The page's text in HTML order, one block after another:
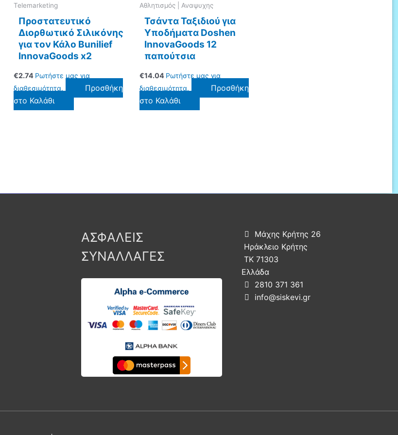
Telemarketing
Προστατευτικό
Διορθωτικό Σιλικόνης
για τον Κάλο Bunilief
InnovaGoods x2
€2.74 Ρωτήστε μας για
διαθεσιμότητα.
Προσθήκη
στο Καλάθι
Αθλητισμός | Αναψυχης
Τσάντα Ταξιδιού για
Υποδήματα Doshen
InnovaGoods 12
παπούτσια
€14.04 Ρωτήστε μας για
διαθεσιμότητα.
Προσθήκη
στο Καλάθι
ΑΣΦΑΛΕΙΣ
ΣΥΝΑΛΛΑΓΕΣ

Μάχης Κρήτης 26
Ηράκλειο Κρήτης
ΤΚ 71303
Ελλάδα
 2810 371 361
 info@siskevi.gr